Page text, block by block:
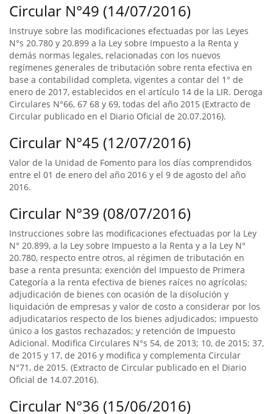
Circular N°49 (14/07/2016)
Instruye sobre las modificaciones efectuadas por las Leyes
N°s 20.780 y 20.899 a la Ley sobre Impuesto a la Renta y
demás normas legales, relacionadas con los nuevos
regímenes generales de tributación sobre renta efectiva en
base a contabilidad completa, vigentes a contar del 1° de
enero de 2017, establecidos en el artículo 14 de la LIR. Deroga
Circulares N°66, 67 68 y 69, todas del año 2015 (Extracto de
Circular publicado en el Diario Oficial de 20.07.2016).
Circular N°45 (12/07/2016)
Valor de la Unidad de Fomento para los días comprendidos
entre el 01 de enero del año 2016 y el 9 de agosto del año
2016.
Circular N°39 (08/07/2016)
Instrucciones sobre las modificaciones efectuadas por la Ley
N° 20.899, a la Ley sobre Impuesto a la Renta y a la Ley N°
20.780, respecto entre otros, al régimen de tributación en
base a renta presunta; exención del Impuesto de Primera
Categoría a la renta efectiva de bienes raíces no agrícolas;
adjudicación de bienes con ocasión de la disolución y
liquidación de empresas y valor de costo a considerar por los
adjudicatarios respecto de los bienes adjudicados; impuesto
único a los gastos rechazados; y retención de Impuesto
Adicional. Modifica Circulares N°s 54, de 2013; 10, de 2015; 37,
de 2015 y 17, de 2016 y modifica y complementa Circular
N°71, de 2015. (Extracto de Circular publicado en el Diario
Oficial de 14.07.2016).
Circular N°36 (15/06/2016)